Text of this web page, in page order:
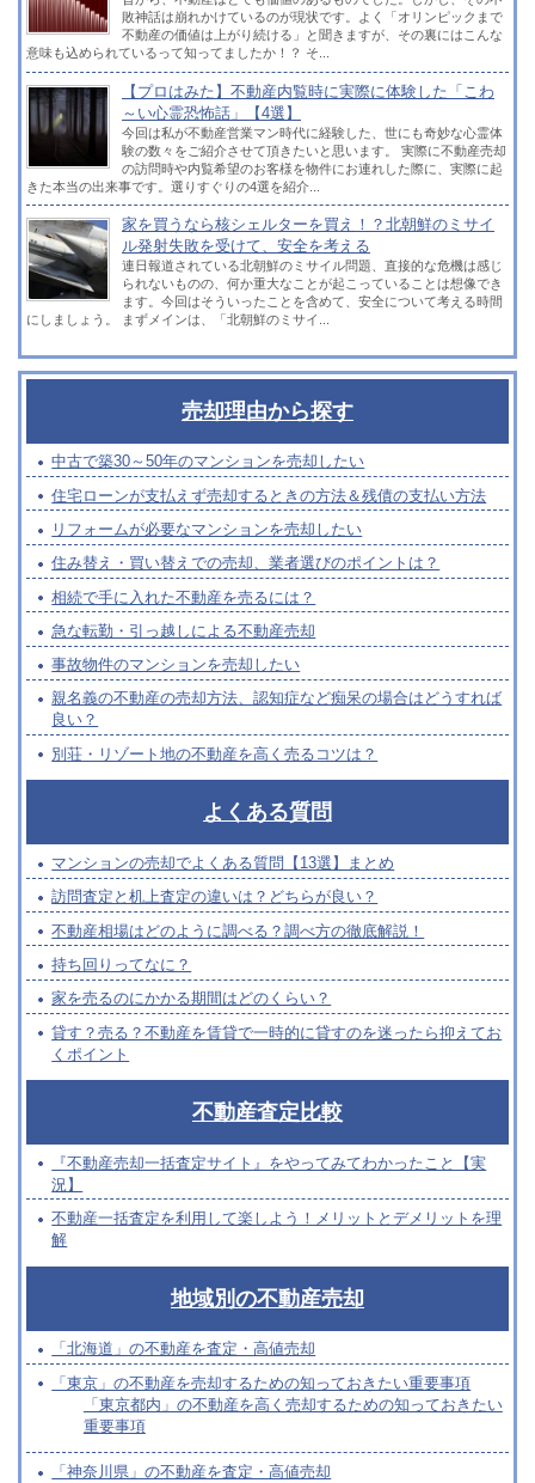
敗神話は崩れかけているのが現状です。よく「オリンピックまで
不動産の価値は上がり続ける」と聞きますが、その裏にはこんな
意味も込められているって知ってましたか！？ そ...
【プロはみた】不動産内覧時に実際に体験した「こわ
～い心霊恐怖話」【4選】
今回は私が不動産営業マン時代に経験した、世にも奇妙な心霊体
験の数々をご紹介させて頂きたいと思います。 実際に不動産売却
の訪問時や内覧希望のお客様を物件にお連れした際に、実際に起
きた本当の出来事です。選りすぐりの4選を紹介...
家を買うなら核シェルターを買え！？北朝鮮のミサイ
ル発射失敗を受けて、安全を考える
連日報道されている北朝鮮のミサイル問題、直接的な危機は感じ
られないものの、何か重大なことが起こっていることは想像でき
ます。今回はそういったことを含めて、安全について考える時間
にしましょう。 まずメインは、「北朝鮮のミサイ...
売却理由から探す
中古で築30～50年のマンションを売却したい
住宅ローンが支払えず売却するときの方法＆残債の支払い方法
リフォームが必要なマンションを売却したい
住み替え・買い替えでの売却、業者選びのポイントは？
相続で手に入れた不動産を売るには？
急な転勤・引っ越しによる不動産売却
事故物件のマンションを売却したい
親名義の不動産の売却方法、認知症など痴呆の場合はどうすれば
良い？
別荘・リゾート地の不動産を高く売るコツは？
よくある質問
マンションの売却でよくある質問【13選】まとめ
訪問査定と机上査定の違いは？どちらが良い？
不動産相場はどのように調べる？調べ方の徹底解説！
持ち回りってなに？
家を売るのにかかる期間はどのくらい？
貸す？売る？不動産を賃貸で一時的に貸すのを迷ったら抑えてお
くポイント
不動産査定比較
『不動産売却一括査定サイト』をやってみてわかったこと【実
況】
不動産一括査定を利用して楽しよう！メリットとデメリットを理
解
地域別の不動産売却
「北海道」の不動産を査定・高値売却
「東京」の不動産を売却するための知っておきたい重要事項
「東京都内」の不動産を高く売却するための知っておきたい
重要事項
「神奈川県」の不動産を査定・高値売却